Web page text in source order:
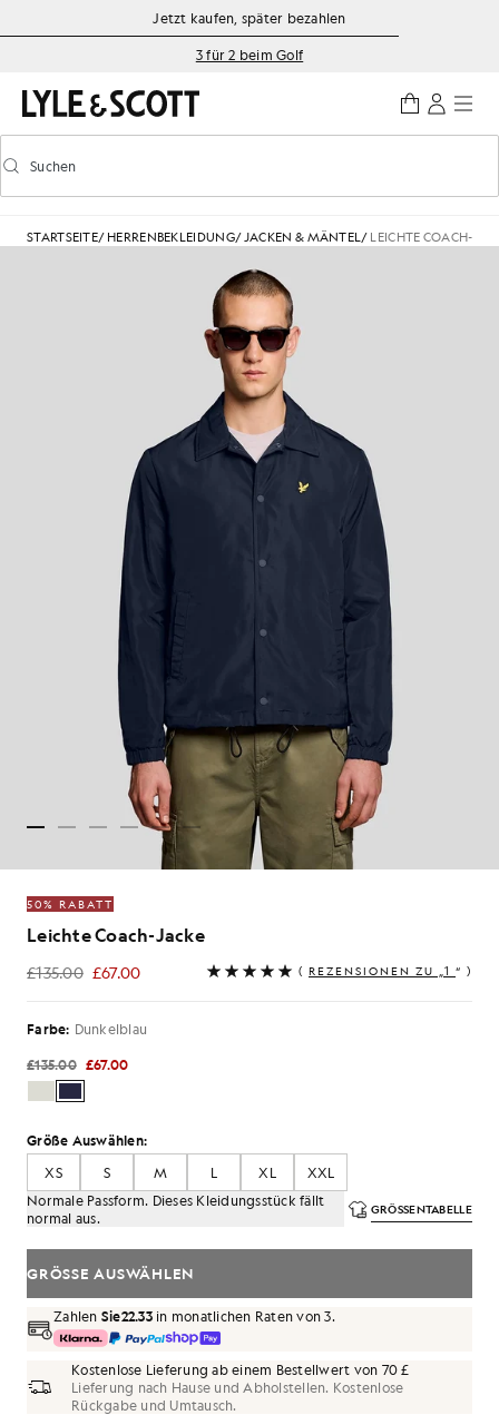
Zum Hauptinhalt springen
Informationen zur Barrierefreiheit
Jetzt kaufen, später bezahlen
3 für 2 beim Golf
Vorausschauende Suche ein-/ausschalten
Suchen
STARTSEITE/ HERRENBEKLEIDUNG/JACKEN & MÄNTEL/ LEICHTE COACH-
50% RABATT
Leichte Coach-Jacke
£135.00 £67.00
£67.00 ( REZENSIONEN ZU „1 “ )
Farbe: Dunkelblau
£135.00 £67.00
Größe Auswählen:
XS
S M L XL
XXL
Normale Passform. Dieses Kleidungsstück fällt
normal aus.
GRÖSSENTABELLE
GRÖSSE AUSWÄHLEN
Zahlen Sie22.33in monatlichen Raten von 3.
Kostenlose Lieferung ab einem Bestellwert von 70 £
Lieferung nach Hause und Abholstellen. Kostenlose
Rückgabe und Umtausch.